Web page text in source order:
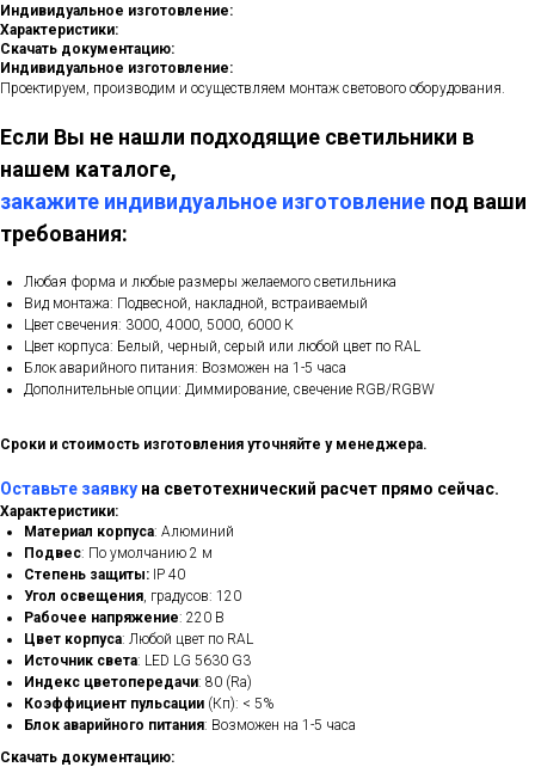
Индивидуальное изготовление:
Характеристики:
Скачать документацию:
Индивидуальное изготовление:
Проектируем, производим и осуществляем монтаж светового оборудования.
Если Вы не нашли подходящие светильники в
нашем каталоге,
закажите индивидуальное изготовление под ваши
требования:
Любая форма и любые размеры желаемого светильника
Вид монтажа: Подвесной, накладной, встраиваемый
Цвет свечения: 3000, 4000, 5000, 6000 К
Цвет корпуса: Белый, черный, серый или любой цвет по RAL
Блок аварийного питания: Возможен на 1-5 часа
Дополнительные опции: Диммирование, свечение RGB/RGBW
Сроки и стоимость изготовления уточняйте у менеджера.
Оставьте заявку на светотехнический расчет прямо сейчас.
Характеристики:
Материал корпуса: Алюминий
Подвес: По умолчанию 2 м
Степень защиты: IP 40
Угол освещения, градусов: 120
Рабочее напряжение: 220 В
Цвет корпуса: Любой цвет по RAL
Источник света: LED LG 5630 G3
Индекс цветопередачи: 80 (Ra)
Коэффициент пульсации (Кп): < 5%
Блок аварийного питания: Возможен на 1-5 часа
Скачать документацию: